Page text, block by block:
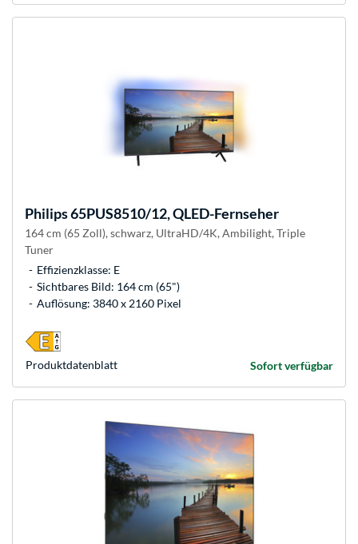
Philips65PUS8510/12, QLED-Fernseher
164 cm (65 Zoll), schwarz, UltraHD/4K, Ambilight, Triple
Tuner
Effizienzklasse: E
Sichtbares Bild: 164 cm (65")
Auflösung: 3840 x 2160 Pixel
Sofort verfügbar
Produkt­datenblatt